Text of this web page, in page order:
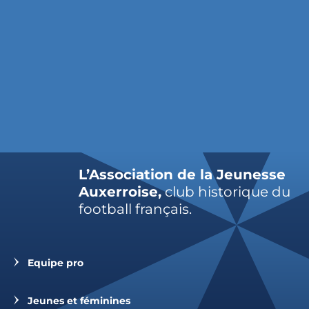
L’Association de la Jeunesse
Auxerroise,club historique du
football français.
Equipe pro
Jeunes et féminines